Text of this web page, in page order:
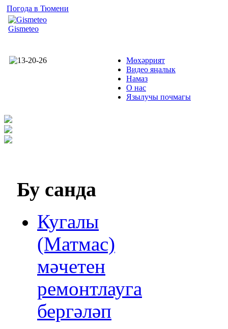
Погода в Тюмени
Gismeteo
Мөхәррият
Видео яңалык
Намаз
О нас
Язылучы почмагы
Бу санда
Кугалы
(Матмас)
мәчетен
ремонтлауга
бергәләп